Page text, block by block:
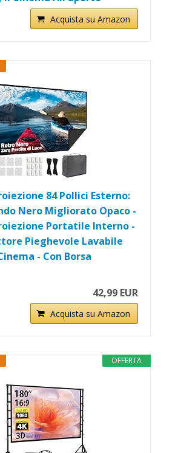
Acquista su Amazon
84 Pollici Esterno:
Nero Migliorato Opaco -
Portatile Interno -
Pieghevole Lavabile
- Con Borsa
42,99 EUR
Acquista su Amazon
OFFERTA